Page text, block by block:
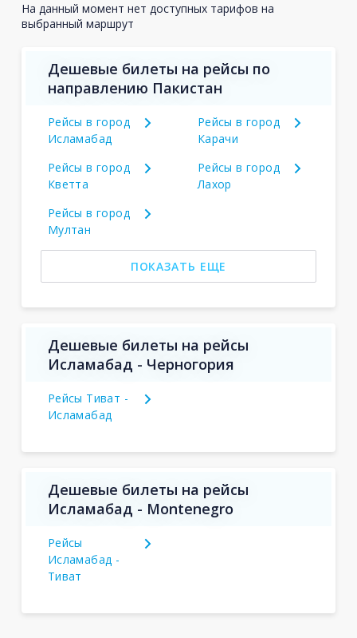
На данный момент нет доступных тарифов на
выбранный маршрут
Дешевые билеты на рейсы по
направлению Пакистан
Рейсы в город
Исламабад
Рейсы в город
Карачи
Рейсы в город
Кветта
Рейсы в город
Лахор
Рейсы в город
Мултан
ПОКАЗАТЬ ЕЩЕ
Дешевые билеты на рейсы
Исламабад - Черногория
Рейсы Тиват -
Исламабад
Дешевые билеты на рейсы
Исламабад - Montenegro
Рейсы
Исламабад -
Тиват